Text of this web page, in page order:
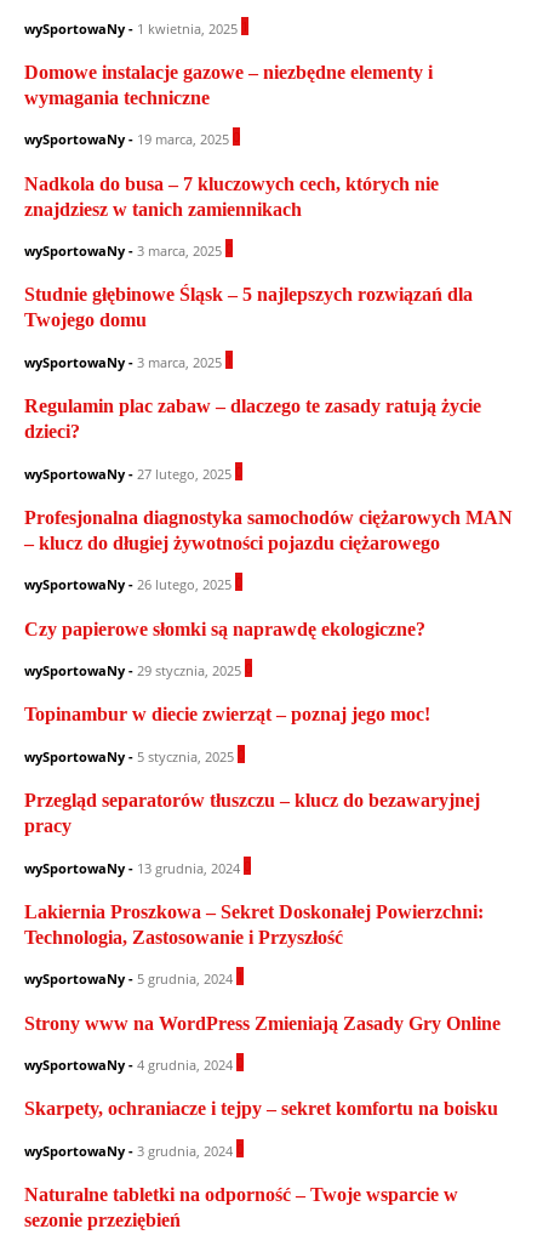
wySportowaNy - 1 kwietnia, 2025
Domowe instalacje gazowe – niezbędne elementy i
wymagania techniczne
wySportowaNy - 19 marca, 2025
Nadkola do busa – 7 kluczowych cech, których nie
znajdziesz w tanich zamiennikach
wySportowaNy - 3 marca, 2025
Studnie głębinowe Śląsk – 5 najlepszych rozwiązań dla
Twojego domu
wySportowaNy - 3 marca, 2025
Regulamin plac zabaw – dlaczego te zasady ratują życie
dzieci?
wySportowaNy - 27 lutego, 2025
Profesjonalna diagnostyka samochodów ciężarowych MAN
– klucz do długiej żywotności pojazdu ciężarowego
wySportowaNy - 26 lutego, 2025
Czy papierowe słomki są naprawdę ekologiczne?
wySportowaNy - 29 stycznia, 2025
Topinambur w diecie zwierząt – poznaj jego moc!
wySportowaNy - 5 stycznia, 2025
Przegląd separatorów tłuszczu – klucz do bezawaryjnej
pracy
wySportowaNy - 13 grudnia, 2024
Lakiernia Proszkowa – Sekret Doskonałej Powierzchni:
Technologia, Zastosowanie i Przyszłość
wySportowaNy - 5 grudnia, 2024
Strony www na WordPress Zmieniają Zasady Gry Online
wySportowaNy - 4 grudnia, 2024
Skarpety, ochraniacze i tejpy – sekret komfortu na boisku
wySportowaNy - 3 grudnia, 2024
Naturalne tabletki na odporność – Twoje wsparcie w
sezonie przeziębień